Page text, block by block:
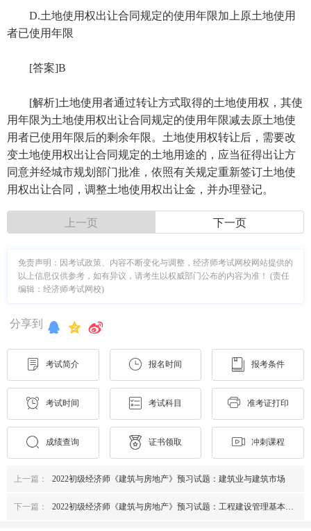
D.土地使用权出让合同规定的使用年限加上原土地使用
者已使用年限
[答案]B
[解析]土地使用者通过转让方式取得的土地使用权，其使
用年限为土地使用权出让合同规定的使用年限减去原土地使
用者已使用年限后的剩余年限。土地使用权转让后，需要改
变土地使用权出让合同规定的土地用途的，应当征得出让方
同意并经城市规划部门批准，依照有关规定重新签订土地使
用权出让合同，调整土地使用权出让金，并办理登记。
上一页 下一页
免责声明：因考试政策、内容不断变化与调整，经济师考试网校网站提供的
以上信息仅供参考，如有异议，请考生以权威部门公布的内容为准！ (责任
编辑：经济师考试网校)
分享到
考试简介 报名时间 报考条件
考试时间 考试科目 准考证打印
成绩查询 证书领取 冲刺课程
上一篇： 2022初级经济师《建筑与房地产》预习试题：建筑业与建筑市场
下一篇： 2022初级经济师《建筑与房地产》预习试题：工程建设管理基本制度